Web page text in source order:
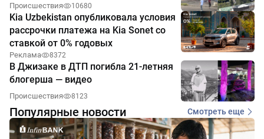
Происшествия 10680
Kia Uzbekistan опубликовала условия
рассрочки платежа на Kia Sonet со
ставкой от 0% годовых
Реклама 8372
В Джизаке в ДТП погибла 21-летняя
блогерша — видео
Происшествия 8123
Популярные новости Смотреть еще